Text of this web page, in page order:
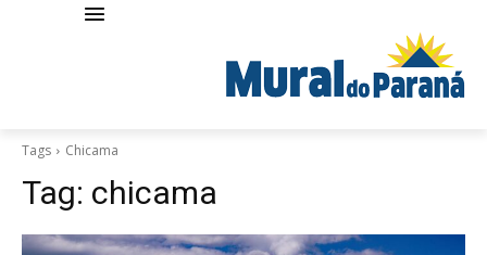
Tags Chicama
Tag: chicama